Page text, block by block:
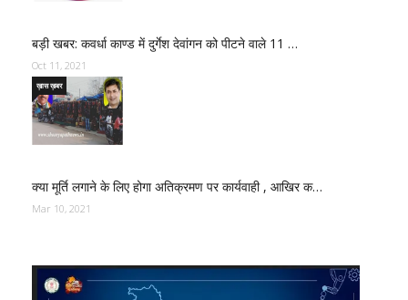
बड़ी खबर: कवर्धा काण्ड में दुर्गेश देवांगन को पीटने वाले 11 …
Oct 11, 2021
क्या मूर्ति लगाने के लिए होगा अतिक्रमण पर कार्यवाही , आखिर क…
ख़ास ख़बर
Mar 10, 2021